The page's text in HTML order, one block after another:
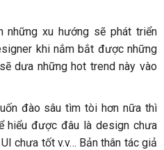
xu hướng sẽ phát triển
khi nắm bắt được những
dưa những hot trend này vào
đào sâu tìm tòi hơn nữa thì
hiểu được đâu là design chưa
chưa tốt v.v… Bản thân tác giả